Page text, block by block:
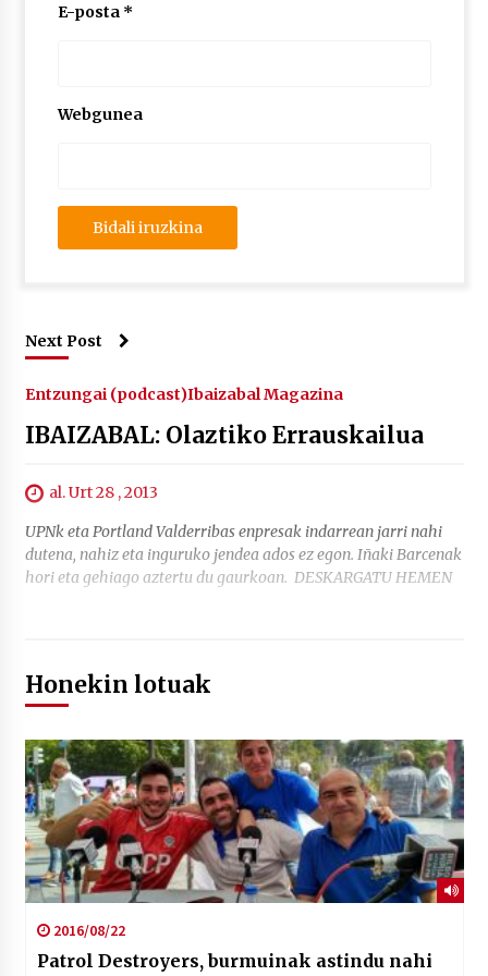
E-posta *
Webgunea
Next Post
Entzungai (podcast)Ibaizabal Magazina
IBAIZABAL: Olaztiko Errauskailua
al. Urt 28 , 2013
UPNk eta Portland Valderribas enpresak indarrean jarri nahi
dutena, nahiz eta inguruko jendea ados ez egon. Iñaki Barcenak
hori eta gehiago aztertu du gaurkoan. DESKARGATU HEMEN
Honekin lotuak
2016/08/22
Patrol Destroyers, burmuinak astindu nahi